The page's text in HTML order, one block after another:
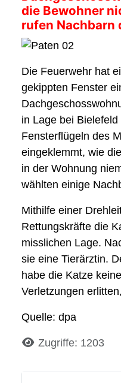
die Bewohner
rufen Nachbarn
Die Feuerwehr hat
gekippten Fenster
in Lage bei
Fensterflügeln des
eingeklemmt, wie
in der Wohnung
wählten einige
Mithilfe einer
Rettungskräfte die
misslichen Lage.
sie eine Tierärztin.
habe die Katze
Verletzungen
Quelle: dpa
DetailsZugriffe: 1203